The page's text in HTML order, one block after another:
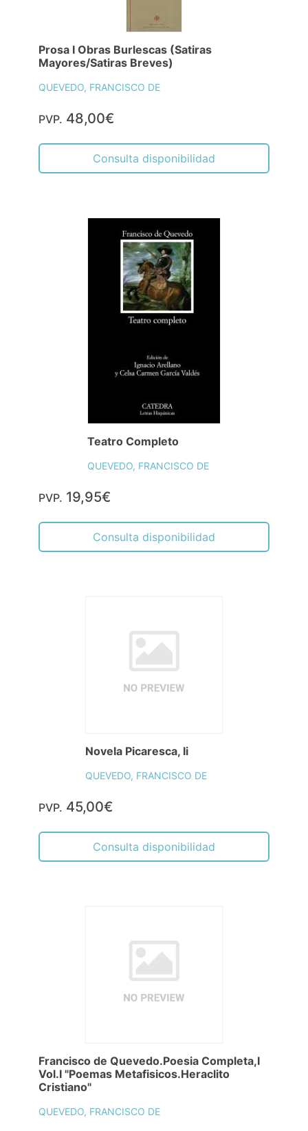
Prosa I Obras Burlescas (Satiras
Mayores/Satiras Breves)
QUEVEDO, FRANCISCO DE
PVP. 48,00€
Consulta disponibilidad
Teatro Completo
QUEVEDO, FRANCISCO DE
PVP. 19,95€
Consulta disponibilidad
Novela Picaresca, Ii
QUEVEDO, FRANCISCO DE
PVP. 45,00€
Consulta disponibilidad
Francisco de Quevedo.Poesia Completa,I
Vol.I "Poemas Metafisicos.Heraclito
Cristiano"
QUEVEDO, FRANCISCO DE